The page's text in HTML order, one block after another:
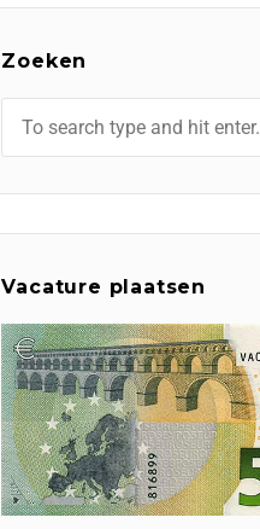
Zoeken
Vacature plaatsen